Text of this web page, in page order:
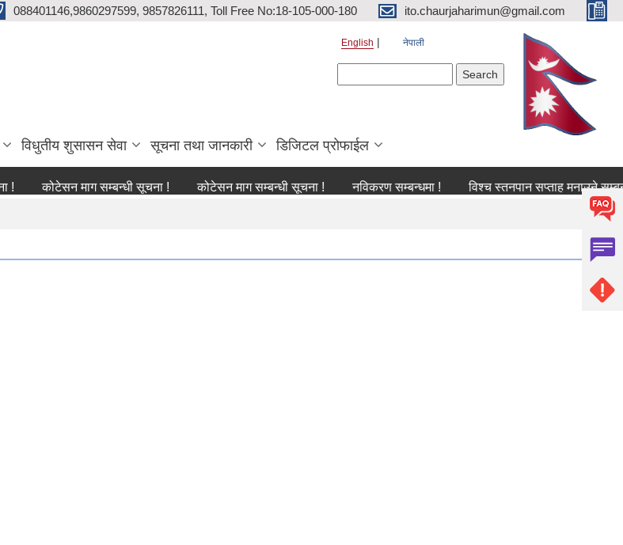
088401146,9860297599, 9857826111, Toll Free No:18-105-000-180 ito.chaurjaharimun@gmail.com
English नेपाली
विधुतीय शुसासन सेवा सूचना तथा जानकारी डिजिटल प्रोफाईल
कोटेसन माग सम्बन्धी सूचना ! कोटेसन माग सम्बन्धी सूचना ! नविकरण सम्बन्धमा ! विश्च स्तनपान सप्ताह मनाउने सम्बन्धी